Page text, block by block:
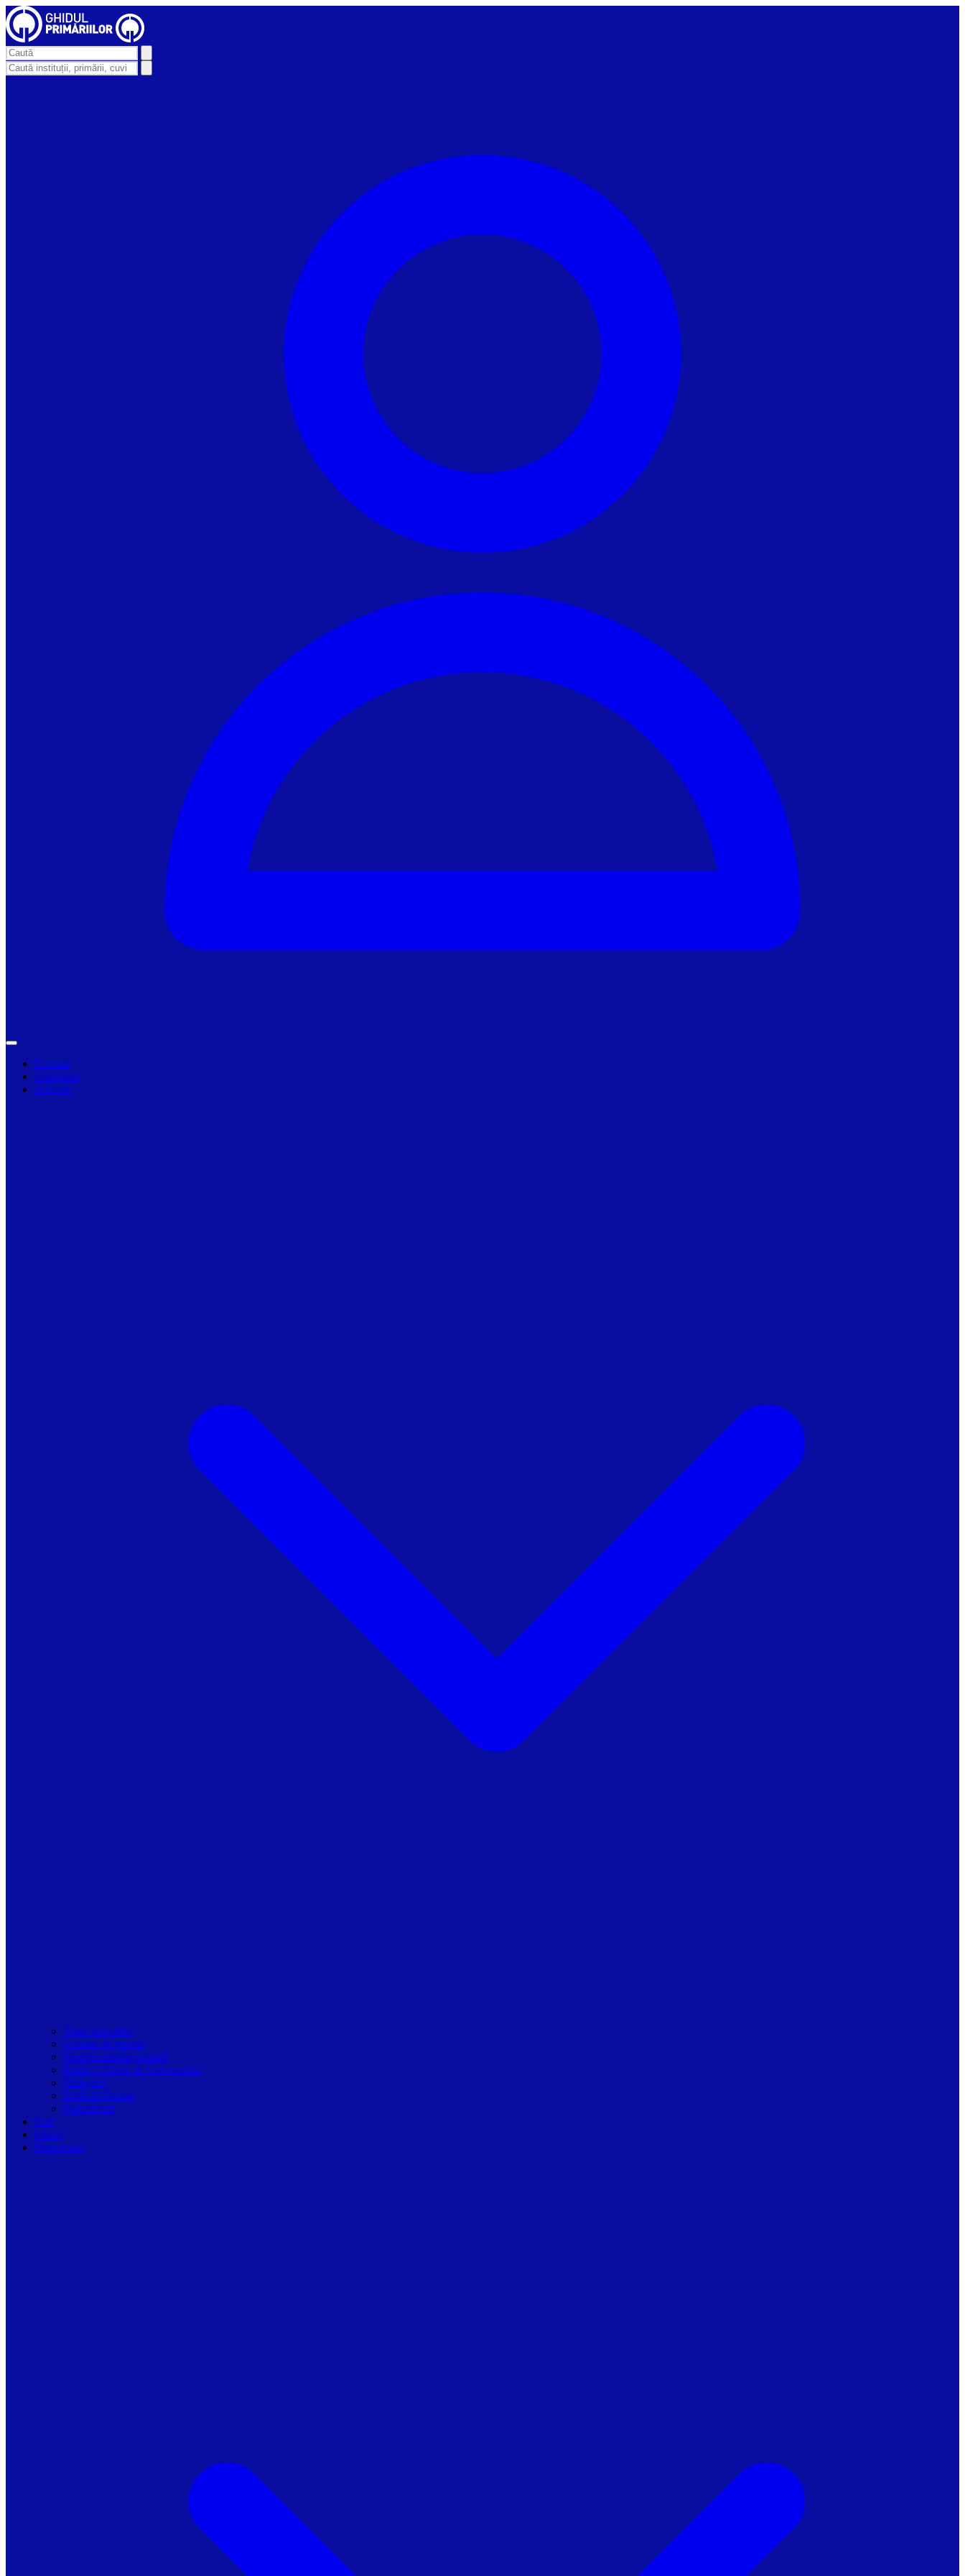
Primarii
Companii
Articole
Toate articolele
Viziune de primar
Resurse pentru primarii
Politici Urbane & Guvernanta
Dialoguri
Profil de Primar
Podcast-uri
Stiri
Oferte
Despre noi